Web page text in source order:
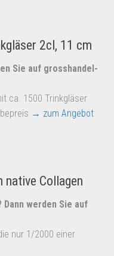
2cl, 11 cm
Sie auf grosshandel-
ca. 1500 Trinkgläser
→ zum Angebot
native Collagen
Dann werden Sie auf
nur 1/2000 einer